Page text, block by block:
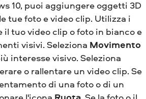
10, puoi aggiungere oggetti 3D
tue foto e video clip. Utilizza i
il tuo video clip o foto in bianco e
visivi. Seleziona Movimento
interesse visivo. Seleziona
o rallentare un video clip. Se
di una foto o di un